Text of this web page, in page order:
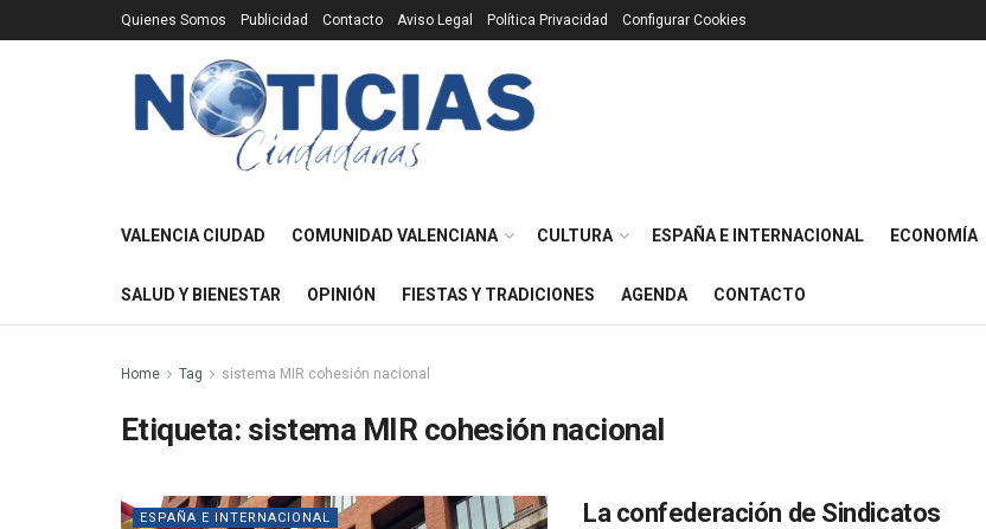
Quienes Somos Publicidad Contacto Aviso Legal Política Privacidad Configurar Cookies
VALENCIA CIUDAD COMUNIDAD VALENCIANA CULTURA ESPAÑA E INTERNACIONAL ECONOMÍA
SALUD Y BIENESTAR OPINIÓN FIESTAS Y TRADICIONES AGENDA CONTACTO
Home Tag sistema MIR cohesión nacional
Etiqueta: sistema MIR cohesión nacional
ESPAÑA E INTERNACIONAL
La confederación de Sindicatos